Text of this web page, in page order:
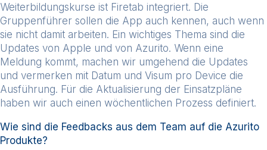
Weiterbildungskurse ist Firetab integriert. Die
Gruppenführer sollen die App auch kennen, auch wenn
sie nicht damit arbeiten. Ein wichtiges Thema sind die
Updates von Apple und von Azurito. Wenn eine
Meldung kommt, machen wir umgehend die Updates
und vermerken mit Datum und Visum pro Device die
Ausführung. Für die Aktualisierung der Einsatzpläne
haben wir auch einen wöchentlichen Prozess definiert.
Wie sind die Feedbacks aus dem Team auf die Azurito
Produkte?